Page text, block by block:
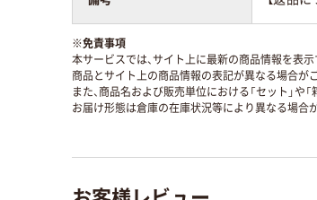
※免責事項
本サービスでは、サイト上に最新の商品情報を表示
商品とサイト上の商品情報の表記が異なる場合が
また、商品名および販売単位における「セット」や
お届け形態は倉庫の在庫状況等により異なる場合